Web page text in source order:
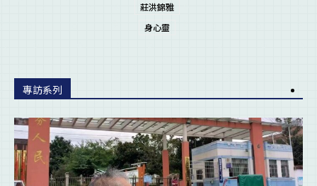
莊洪錦雅
身心靈
專訪系列